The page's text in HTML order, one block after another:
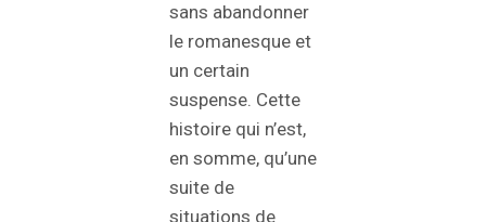
sans abandonner
le romanesque et
un certain
suspense. Cette
histoire qui n’est,
en somme, qu’une
suite de
situations de